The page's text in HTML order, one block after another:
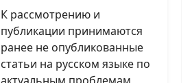
К рассмотрению и
публикации принимаются
ранее не опубликованные
статьи на русском языке по